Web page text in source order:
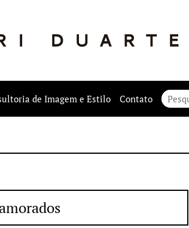
de Imagem e Estilo Contato